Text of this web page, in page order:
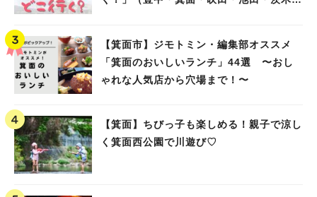
【箕面市】ジモトミン・編集部オススメ
「箕面のおいしいランチ」44選 〜おし
ゃれな人気店から穴場まで！〜
【箕面】ちびっ子も楽しめる！親子で涼し
く箕面西公園で川遊び♡